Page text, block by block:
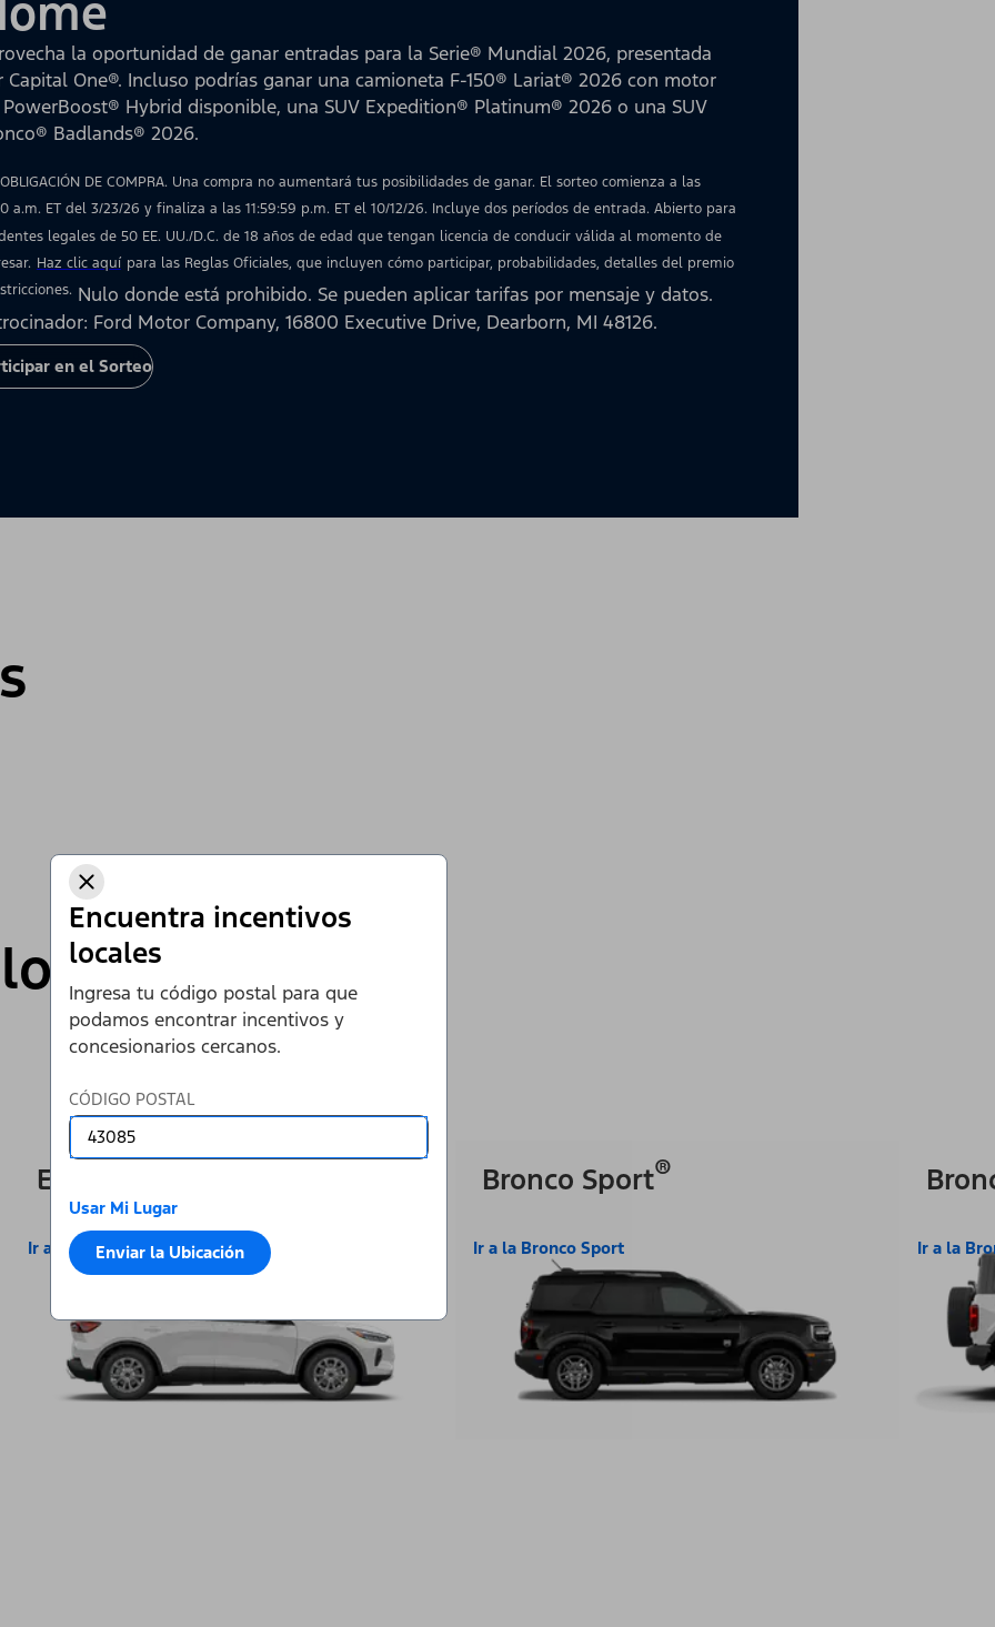
Encuentra incentivos
locales
Ingresa tu código postal para que
podamos encontrar incentivos y
concesionarios cercanos.
CÓDIGO POSTAL
Usar Mi Lugar
Enviar la Ubicación
la oportunidad de ganar entradas para la Serie® Mundial 2026, presentada
Capital One®. Incluso podrías ganar una camioneta F-150® Lariat® 2026 con motor
Hybrid disponible, una SUV Expedition® Platinum® 2026 o una SUV
Badlands® 2026.
DE COMPRA. Una compra no aumentará tus posibilidades de ganar. El sorteo comienza a las
a.m. ET del 3/23/26 y finaliza a las 11:59:59 p.m. ET el 10/12/26. Incluye dos períodos de entrada. Abierto para
legales de 50 EE. UU./D.C. de 18 años de edad que tengan licencia de conducir válida al momento de
Haz clic aquí para las Reglas Oficiales, que incluyen cómo participar, probabilidades, detalles del premio
Nulo donde está prohibido. Se pueden aplicar tarifas por mensaje y datos.
Ford Motor Company, 16800 Executive Drive, Dearborn, MI 48126.
en el Sorteo
Escape ®
Ir a la Escape
Bronco Sport®
Ir a la Bronco Sport Ir a la